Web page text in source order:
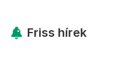
Friss hírek